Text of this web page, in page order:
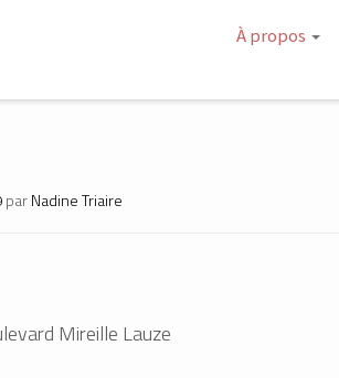
À propos
parNadine Triaire
Mireille Lauze